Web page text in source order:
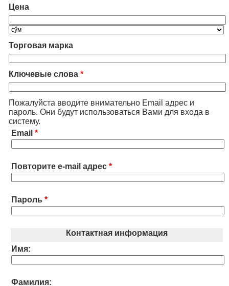
Цена
Торговая марка
Ключевые слова *
Пожалуйста вводите внимательно Email адрес и
пароль. Они будут использоваться Вами для входа в
систему.
Email *
Повторите e-mail адрес *
Пароль *
Контактная информация
Имя:
Фамилия: